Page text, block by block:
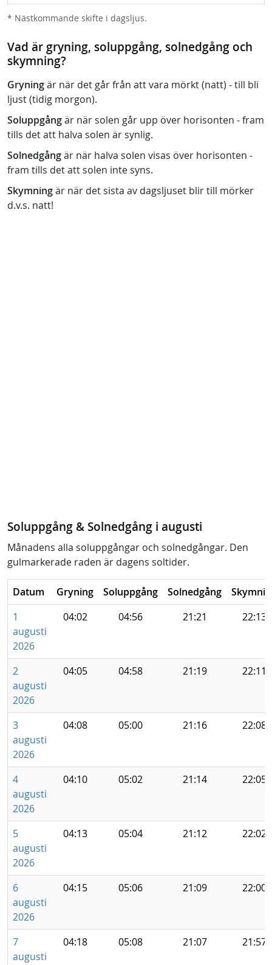
* Nästkommande skifte i dagsljus.
Vad är gryning, soluppgång, solnedgång och
skymning?
Gryningär när det går från att vara mörkt (natt) - till bli
ljust (tidig morgon).
Soluppgångär när solen går upp över horisonten - fram
tills det att halva solen är synlig.
Solnedgångär när halva solen visas över horisonten -
fram tills det att solen inte syns.
Skymningär när det sista av dagsljuset blir till mörker
d.v.s. natt!
Soluppgång & Solnedgång i augusti
Månadens alla soluppgångar och solnedgångar. Den
gulmarkerade raden är dagens soltider.
Datum Gryning Soluppgång Solnedgång
1
augusti
2026
04:02 04:56 21:21 22:13
2
augusti
2026
04:05 04:58 21:19 22:11
3
augusti
2026
04:08 05:00 21:16 22:08
4
augusti
2026
04:10 05:02 21:14 22:05
5
augusti
2026
04:13 05:04 21:12 22:02
6
augusti
2026
04:15 05:06 21:09 22:00
7
augusti
04:18 05:08 21:07 21:57